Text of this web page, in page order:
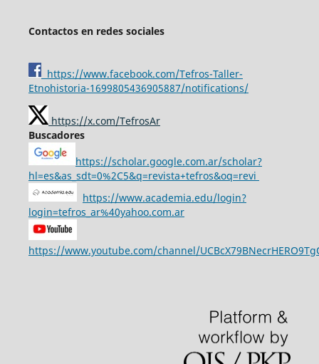
Contactos en redes sociales
https://www.facebook.com/Tefros-Taller-
Etnohistoria-1699805436905887/notifications/
https://x.com/TefrosAr
Buscadores
https://scholar.google.com.ar/scholar?
hl=es&as_sdt=0%2C5&q=revista+tefros&oq=revi
https://www.academia.edu/login?
login=tefros_ar%40yahoo.com.ar
https://www.youtube.com/channel/